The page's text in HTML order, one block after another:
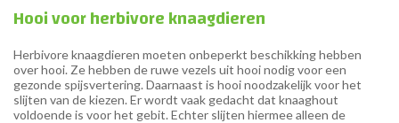
Hooi voor herbivore knaagdieren
Herbivore knaagdieren moeten onbeperkt beschikking hebben
over hooi. Ze hebben de ruwe vezels uit hooi nodig voor een
gezonde spijsvertering. Daarnaast is hooi noodzakelijk voor het
slijten van de kiezen. Er wordt vaak gedacht dat knaaghout
voldoende is voor het gebit. Echter slijten hiermee alleen de